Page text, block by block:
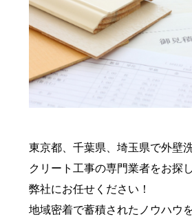
東京都、千葉県、埼玉県で外壁
クリート工事の専門業者をお探
弊社にお任せください！
地域密着で蓄積されたノウハウ